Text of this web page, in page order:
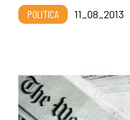
POLITICA 11_08_2013